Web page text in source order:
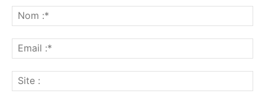
:*
:*
: